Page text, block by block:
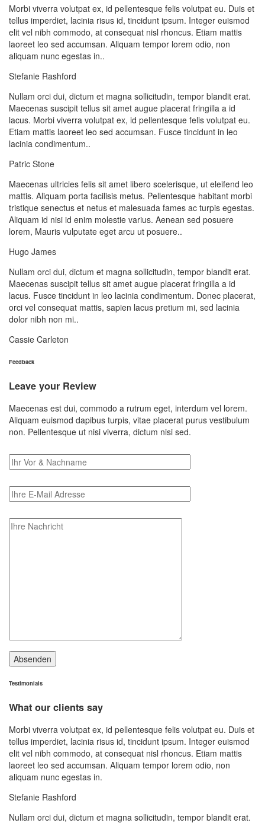
Morbi viverra volutpat ex, id pellentesque felis volutpat eu. Duis et
tellus imperdiet, lacinia risus id, tincidunt ipsum. Integer euismod
elit vel nibh commodo, at consequat nisl rhoncus. Etiam mattis
laoreet leo sed accumsan. Aliquam tempor lorem odio, non
aliquam nunc egestas in..
Stefanie Rashford
Nullam orci dui, dictum et magna sollicitudin, tempor blandit erat.
Maecenas suscipit tellus sit amet augue placerat fringilla a id
lacus. Morbi viverra volutpat ex, id pellentesque felis volutpat eu.
Etiam mattis laoreet leo sed accumsan. Fusce tincidunt in leo
lacinia condimentum..
Patric Stone
Maecenas ultricies felis sit amet libero scelerisque, ut eleifend leo
mattis. Aliquam porta facilisis metus. Pellentesque habitant morbi
tristique senectus et netus et malesuada fames ac turpis egestas.
Aliquam id nisi id enim molestie varius. Aenean sed posuere
lorem, Mauris vulputate eget arcu ut posuere..
Hugo James
Nullam orci dui, dictum et magna sollicitudin, tempor blandit erat.
Maecenas suscipit tellus sit amet augue placerat fringilla a id
lacus. Fusce tincidunt in leo lacinia condimentum. Donec placerat,
orci vel consequat mattis, sapien lacus pretium mi, sed lacinia
dolor nibh non mi..
Cassie Carleton
Feedback
Leave your Review
Maecenas est dui, commodo a rutrum eget, interdum vel lorem.
Aliquam euismod dapibus turpis, vitae placerat purus vestibulum
non. Pellentesque ut nisi viverra, dictum nisi sed.
Testimonials
What our clients say
Morbi viverra volutpat ex, id pellentesque felis volutpat eu. Duis et
tellus imperdiet, lacinia risus id, tincidunt ipsum. Integer euismod
elit vel nibh commodo, at consequat nisl rhoncus. Etiam mattis
laoreet leo sed accumsan. Aliquam tempor lorem odio, non
aliquam nunc egestas in.
Stefanie Rashford
Nullam orci dui, dictum et magna sollicitudin, tempor blandit erat.